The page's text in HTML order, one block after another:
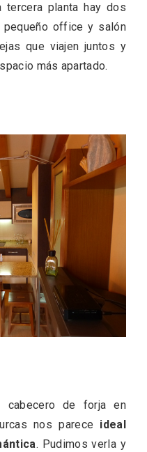
tercera planta hay dos
pequeño office y salón
que viajen juntos y
más apartado.
cabecero de forja en
nos parece ideal
. Pudimos verla y